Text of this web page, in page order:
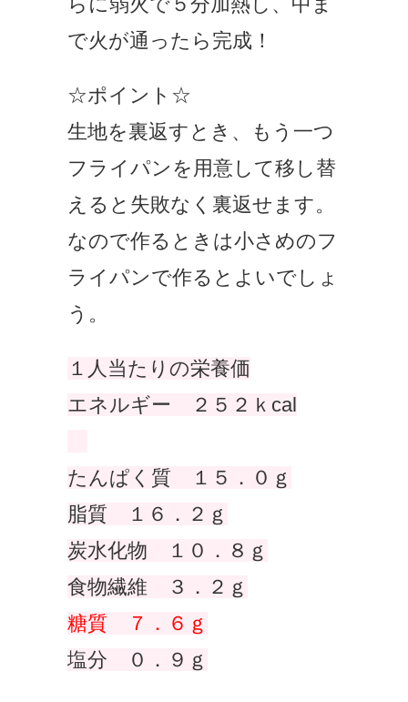
で火が通ったら完成！
☆ポイント☆
生地を裏返すとき、もう一つ
フライパンを用意して移し替
えると失敗なく裏返せます。
なので作るときは小さめのフ
ライパンで作るとよいでしょ
う。
１人当たりの栄養価
エネルギー ２５２ｋcal
たんぱく質 １５．０ｇ
脂質 １６．２ｇ
炭水化物 １０．８ｇ
食物繊維 ３．２ｇ
糖質 ７．６ｇ
塩分 ０．９ｇ